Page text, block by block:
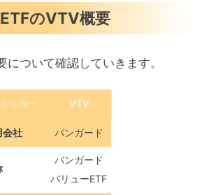
のVTV概要
について確認していきます。
ッカー VTV
会社 バンガード
バンガード
バリューETF